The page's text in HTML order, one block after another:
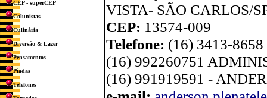
CEP - superCEP
Colunistas
Culinária
Diversão & Lazer
Pensamentos
Piadas
Telefones
VISTA- SÃO CARLOS/
CEP: 13574-009
Telefone: (16) 3413-8658
(16) 992260751
(16) 991919591 -